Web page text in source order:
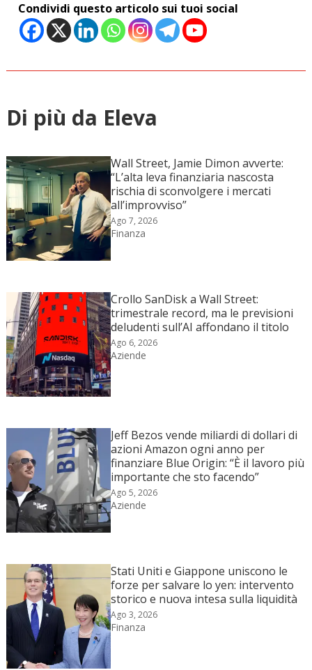
Condividi questo articolo sui tuoi social
Di più da Eleva
Wall Street, Jamie Dimon avverte:
“L’alta leva finanziaria nascosta
rischia di sconvolgere i mercati
all’improvviso”
Ago 7, 2026
Finanza
Crollo SanDisk a Wall Street:
trimestrale record, ma le previsioni
deludenti sull’AI affondano il titolo
Ago 6, 2026
Aziende
Jeff Bezos vende miliardi di dollari di
azioni Amazon ogni anno per
finanziare Blue Origin: “È il lavoro più
importante che sto facendo”
Ago 5, 2026
Aziende
Stati Uniti e Giappone uniscono le
forze per salvare lo yen: intervento
storico e nuova intesa sulla liquidità
Ago 3, 2026
Finanza